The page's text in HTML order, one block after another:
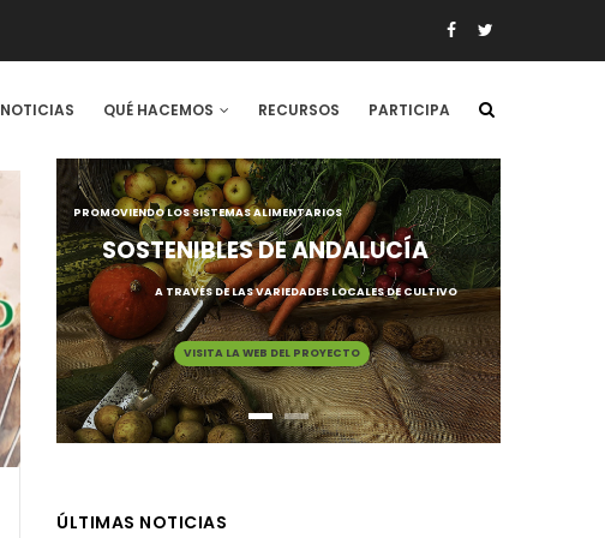
NOTICIAS QUÉ HACEMOS RECURSOS PARTICIPA
PROMOVIENDO LOS SISTEMAS ALIMENTARIOS
SOSTENIBLES DE ANDALUCÍA
A TRAVÉS DE LAS VARIEDADES LOCALES DE CULTIVO
VISITA LA WEB DEL PROYECTO
ÚLTIMAS NOTICIAS